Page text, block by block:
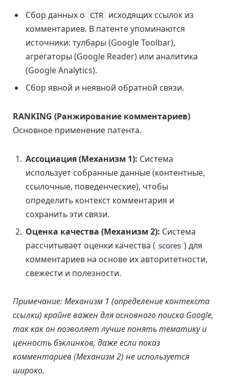
Сбор данных о CTR исходящих ссылок из
комментариев. В патенте упоминаются
источники: тулбары (Google Toolbar),
агрегаторы (Google Reader) или аналитика
(Google Analytics).
Сбор явной и неявной обратной связи.
RANKING (Ранжирование комментариев)
Основное применение патента.
Ассоциация (Механизм 1): Система
использует собранные данные (контентные,
ссылочные, поведенческие), чтобы
определить контекст комментария и
сохранить эти связи.
Оценка качества (Механизм 2): Система
рассчитывает оценки качества ( scores ) для
комментариев на основе их авторитетности,
свежести и полезности.
Примечание: Механизм 1 (определение контекста
ссылки) крайне важен для основного поиска Google,
так как он позволяет лучше понять тематику и
ценность бэклинков, даже если показ
комментариев (Механизм 2) не используется
широко.